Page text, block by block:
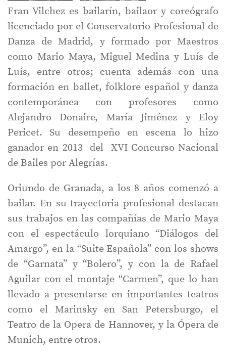
Fran Vilchez es bailarín, bailaor y coreógrafo
licenciado por el Conservatorio Profesional de
Danza de Madrid, y formado por Maestros
como Mario Maya, Miguel Medina y Luís de
Luís, entre otros; cuenta además con una
formación en ballet, folklore español y danza
contemporánea con profesores como
Alejandro Donaire, María Jiménez y Eloy
Pericet. Su desempeño en escena lo hizo
ganador en 2013 del XVI Concurso Nacional
de Bailes por Alegrías.
Oriundo de Granada, a los 8 años comenzó a
bailar. En su trayectoria profesional destacan
sus trabajos en las compañías de Mario Maya
con el espectáculo lorquiano “Diálogos del
Amargo”, en la “Suite Española” con los shows
de “Garnata” y “Bolero”, y con la de Rafael
Aguilar con el montaje “Carmen”, que lo han
llevado a presentarse en importantes teatros
como el Marinsky en San Petersburgo, el
Teatro de la Opera de Hannover, y la Ópera de
Munich, entre otros.